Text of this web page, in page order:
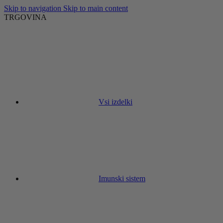
Skip to navigation Skip to main content
TRGOVINA
Vsi izdelki
Imunski sistem